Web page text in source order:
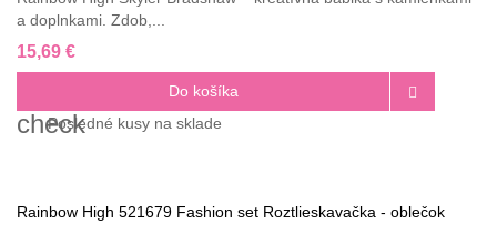
a doplnkami. Zdob,...
15,69 €
Do košíka 
check
Posledné kusy na sklade
Rainbow High 521679 Fashion set Roztlieskavačka - oblečok